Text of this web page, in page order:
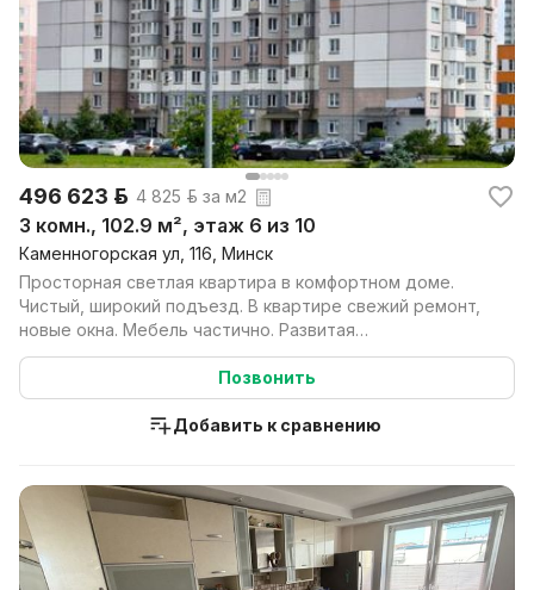
496 623 р. 4 825 р. за м2
3 комн., 102.9 м², этаж 6 из 10
Каменногорская ул, 116, Минск
Просторная светлая квартира в комфортном доме.
Чистый, широкий подъезд. В квартире свежий ремонт,
новые окна. Мебель частично. Развитая
инфраструктур...
Позвонить
Добавить к сравнению